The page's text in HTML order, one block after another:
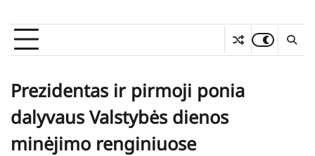
Prezidentas ir pirmoji ponia
dalyvaus Valstybės dienos
minėjimo renginiuose